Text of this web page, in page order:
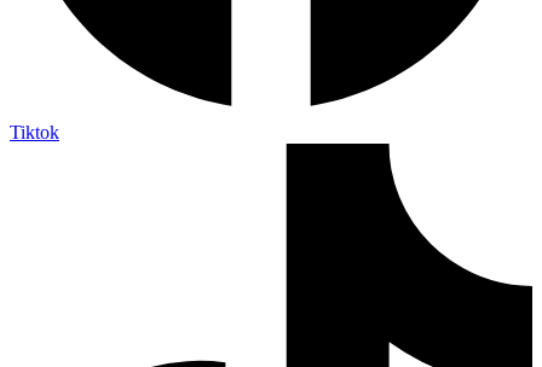
Tiktok